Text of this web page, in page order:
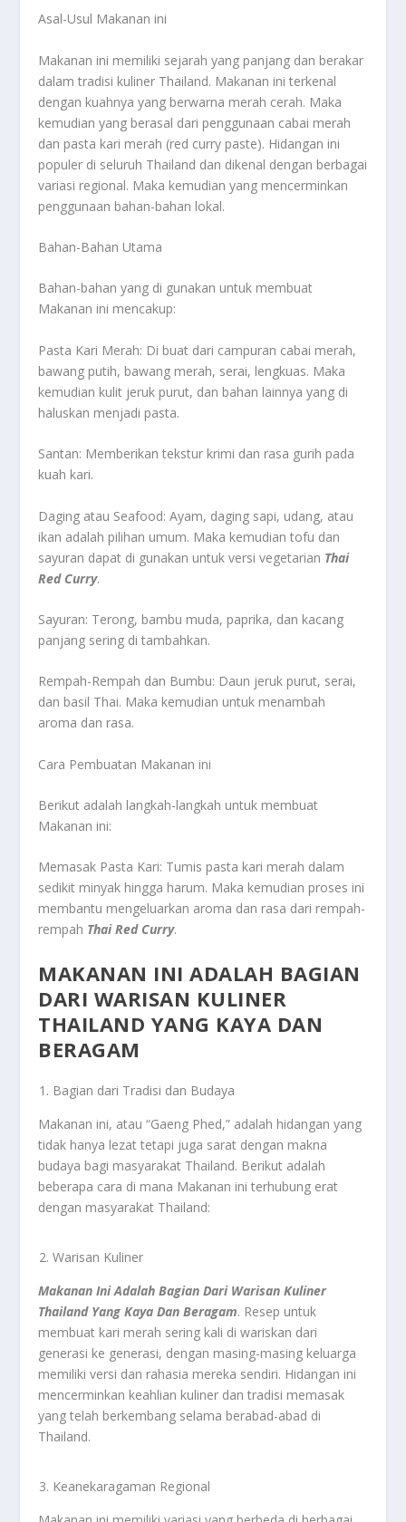
Asal-Usul Makanan ini
Makanan ini memiliki sejarah yang panjang dan berakar
dalam tradisi kuliner Thailand. Makanan ini terkenal
dengan kuahnya yang berwarna merah cerah. Maka
kemudian yang berasal dari penggunaan cabai merah
dan pasta kari merah (red curry paste). Hidangan ini
populer di seluruh Thailand dan dikenal dengan berbagai
variasi regional. Maka kemudian yang mencerminkan
penggunaan bahan-bahan lokal.
Bahan-Bahan Utama
Bahan-bahan yang di gunakan untuk membuat
Makanan ini mencakup:
Pasta Kari Merah: Di buat dari campuran cabai merah,
bawang putih, bawang merah, serai, lengkuas. Maka
kemudian kulit jeruk purut, dan bahan lainnya yang di
haluskan menjadi pasta.
Santan: Memberikan tekstur krimi dan rasa gurih pada
kuah kari.
Daging atau Seafood: Ayam, daging sapi, udang, atau
ikan adalah pilihan umum. Maka kemudian tofu dan
sayuran dapat di gunakan untuk versi vegetarian Thai
Red Curry.
Sayuran: Terong, bambu muda, paprika, dan kacang
panjang sering di tambahkan.
Rempah-Rempah dan Bumbu: Daun jeruk purut, serai,
dan basil Thai. Maka kemudian untuk menambah
aroma dan rasa.
Cara Pembuatan Makanan ini
Berikut adalah langkah-langkah untuk membuat
Makanan ini:
Memasak Pasta Kari: Tumis pasta kari merah dalam
sedikit minyak hingga harum. Maka kemudian proses ini
membantu mengeluarkan aroma dan rasa dari rempah-
rempah Thai Red Curry.
MAKANAN INI ADALAH BAGIAN
DARI WARISAN KULINER
THAILAND YANG KAYA DAN
BERAGAM
Bagian dari Tradisi dan Budaya
Makanan ini, atau “Gaeng Phed,” adalah hidangan yang
tidak hanya lezat tetapi juga sarat dengan makna
budaya bagi masyarakat Thailand. Berikut adalah
beberapa cara di mana Makanan ini terhubung erat
dengan masyarakat Thailand:
Warisan Kuliner
Makanan Ini Adalah Bagian Dari Warisan Kuliner
Thailand Yang Kaya Dan Beragam. Resep untuk
membuat kari merah sering kali di wariskan dari
generasi ke generasi, dengan masing-masing keluarga
memiliki versi dan rahasia mereka sendiri. Hidangan ini
mencerminkan keahlian kuliner dan tradisi memasak
yang telah berkembang selama berabad-abad di
Thailand.
Keanekaragaman Regional